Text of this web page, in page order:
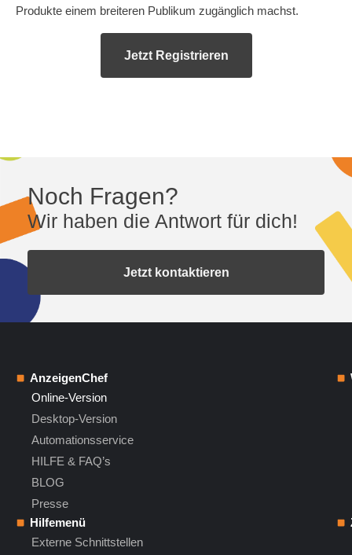
Produkte einem breiteren Publikum zugänglich machst.
Jetzt Registrieren
Noch Fragen?
Wir haben die Antwort für dich!
Jetzt kontaktieren
AnzeigenChef
Online-Version
Desktop-Version
Automationsservice
HILFE & FAQ’s
BLOG
Presse
Hilfemenü
Externe Schnittstellen